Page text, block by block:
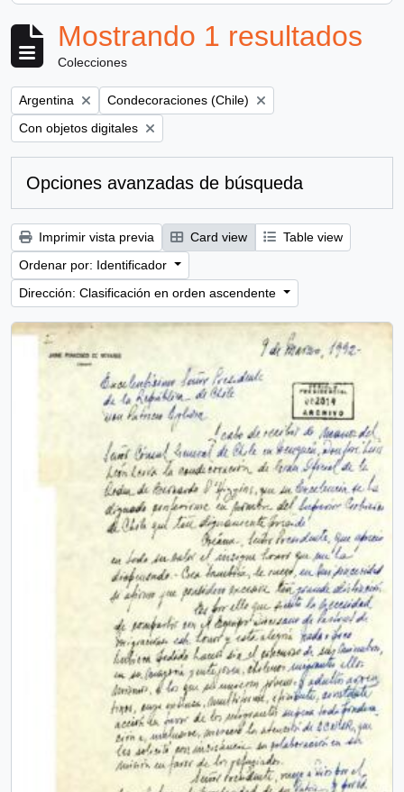
Mostrando 1 resultados
Colecciones
Remove filter:
Argentina Remove filter:
Condecoraciones (Chile)
Remove filter:
Con objetos digitales
Opciones avanzadas de búsqueda
Imprimir vista previa Card view
Table view
Ordenar por: Identificador
Dirección: Clasificación en orden ascendente